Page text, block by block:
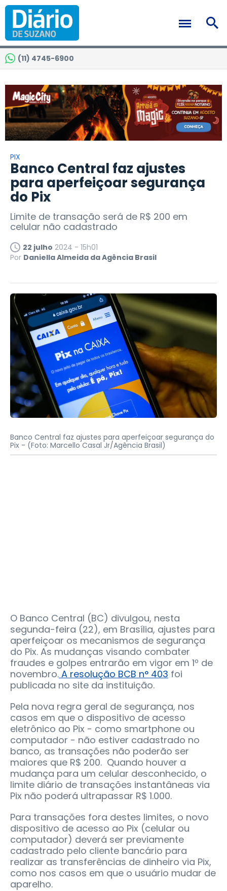
(11) 4745-6900
PIX
Banco Central faz ajustes
para aperfeiçoar segurança
do Pix
Limite de transação será de R$ 200 em
celular não cadastrado
22 julho 2024 - 15h01
Por Daniella Almeida da Agência Brasil
Banco Central faz ajustes para aperfeiçoar segurança do
Pix - (Foto: Marcello Casal Jr/Agência Brasil)
O Banco Central (BC) divulgou, nesta
segunda-feira (22), em Brasília, ajustes para
aperfeiçoar os mecanismos de segurança
do Pix. As mudanças visando combater
fraudes e golpes entrarão em vigor em 1º de
novembro. A resolução BCB n° 403 foi
publicada no site da instituição.
Pela nova regra geral de segurança, nos
casos em que o dispositivo de acesso
eletrônico ao Pix - como smartphone ou
computador - não estiver cadastrado no
banco, as transações não poderão ser
maiores que R$ 200. Quando houver a
mudança para um celular desconhecido, o
limite diário de transações instantâneas via
Pix não poderá ultrapassar R$ 1.000.
Para transações fora destes limites, o novo
dispositivo de acesso ao Pix (celular ou
computador) deverá ser previamente
cadastrado pelo cliente bancário para
realizar as transferências de dinheiro via Pix,
como nos casos em que o usuário mudar de
aparelho.